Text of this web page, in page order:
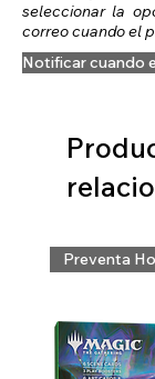
seleccionar la
correo cuando el
Notificar cuando
Preventa